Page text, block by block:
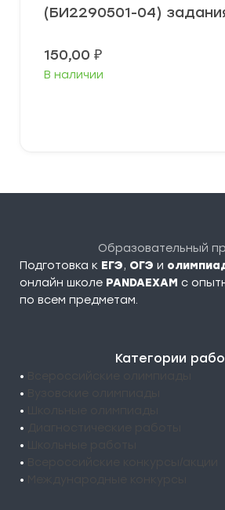
(БИ2290501-04)
150,00 ₽
В наличии
Образовательный
Подготовка к ЕГЭ, ОГЭ и
онлайн школе PANDAEXAM c
по всем предметам.
Категории
•
•
•
•
•
•
•